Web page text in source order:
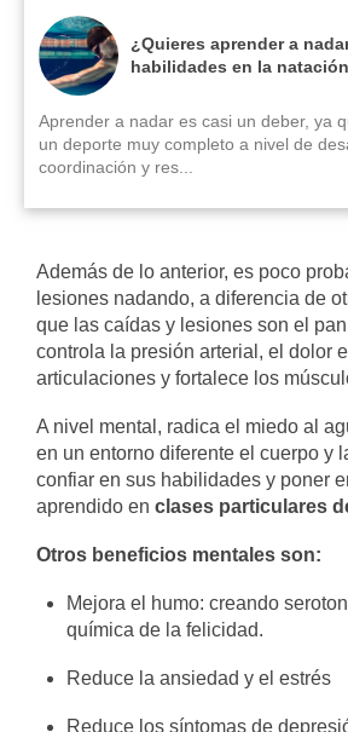
¿Quieres aprender a
habilidades en la
Aprender a nadar es casi un deber, ya
un deporte muy completo a nivel de
coordinación y res...
Además de lo anterior, es poco
lesiones nadando, a diferencia de
que las caídas y lesiones son el
controla la presión arterial, el dolor
articulaciones y fortalece los
A nivel mental, radica el miedo al
en un entorno diferente el cuerpo y
confiar en sus habilidades y poner
aprendido en clases particulares
Otros beneficios mentales son:
Mejora el humo: creando
química de la felicidad.
Reduce la ansiedad y el estrés
Reduce los síntomas de